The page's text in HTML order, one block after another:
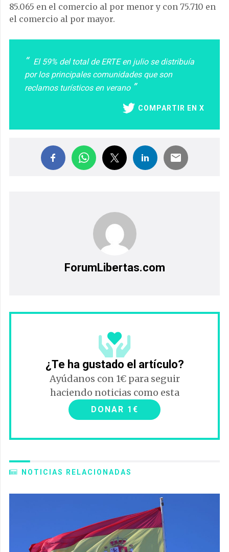
85.065 en el comercio al por menor y con 75.710 en
el comercio al por mayor.
El 59% del total de ERTE en julio se distribuía
por los principales comunidades que son
reclamos turísticos en verano
COMPARTIR EN X
ForumLibertas.com
¿Te ha gustado el artículo?
Ayúdanos con 1€ para seguir
haciendo noticias como esta
DONAR 1€
NOTICIAS RELACIONADAS